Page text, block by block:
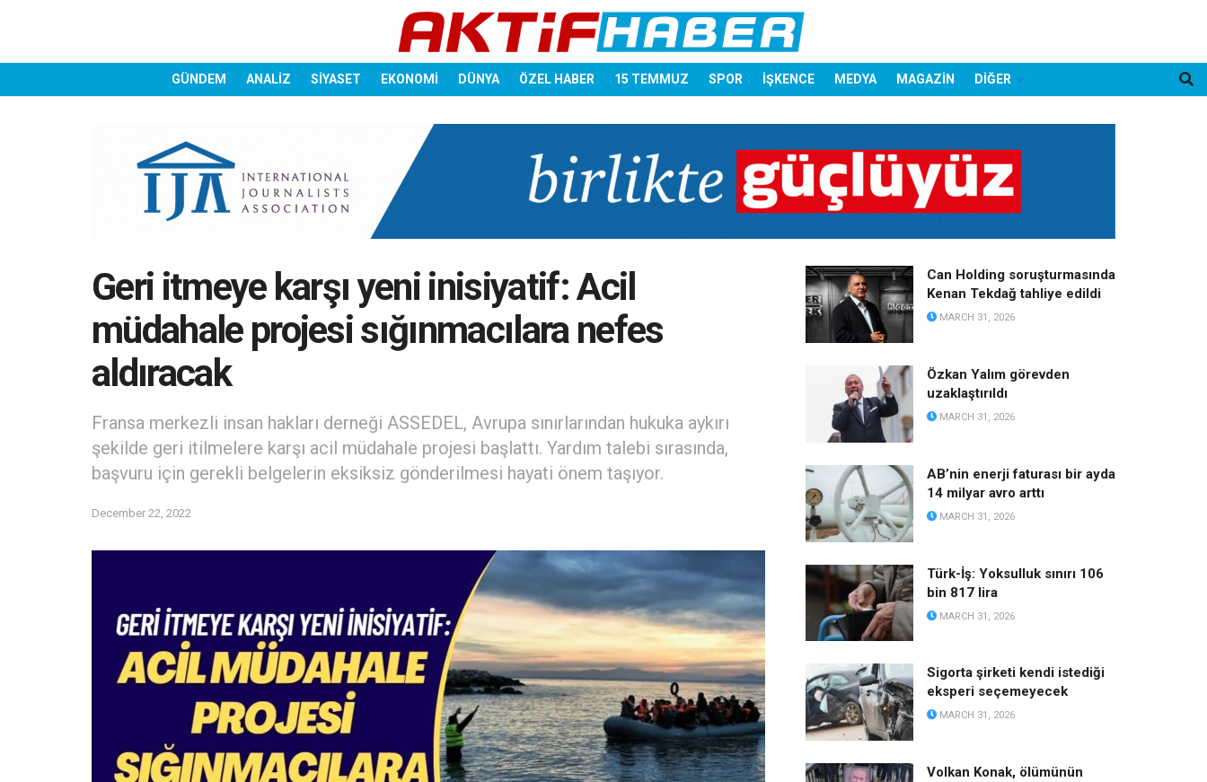
GÜNDEM ANALİZ SİYASET EKONOMİ DÜNYA ÖZEL HABER 15 TEMMUZ SPOR İŞKENCE MEDYA MAGAZİN DİĞER
Geri itmeye karşı yeni inisiyatif: Acil
müdahale projesi sığınmacılara nefes
aldıracak
Fransa merkezli insan hakları derneği ASSEDEL, Avrupa sınırlarından hukuka aykırı
şekilde geri itilmelere karşı acil müdahale projesi başlattı. Yardım talebi sırasında,
başvuru için gerekli belgelerin eksiksiz gönderilmesi hayati önem taşıyor.
December 22, 2022
Can Holding soruşturmasında
Kenan Tekdağ tahliye edildi
MARCH 31, 2026
Özkan Yalım görevden
uzaklaştırıldı
MARCH 31, 2026
AB’nin enerji faturası bir ayda
14 milyar avro arttı
MARCH 31, 2026
Türk-İş: Yoksulluk sınırı 106
bin 817 lira
MARCH 31, 2026
Sigorta şirketi kendi istediği
eksperi seçemeyecek
MARCH 31, 2026
Volkan Konak, ölümünün